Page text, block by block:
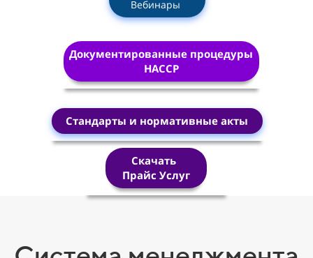
Вебинары
Скачать
Прайс Услуг
Документированные процедуры
HACCP
Стандарты и нормативные акты